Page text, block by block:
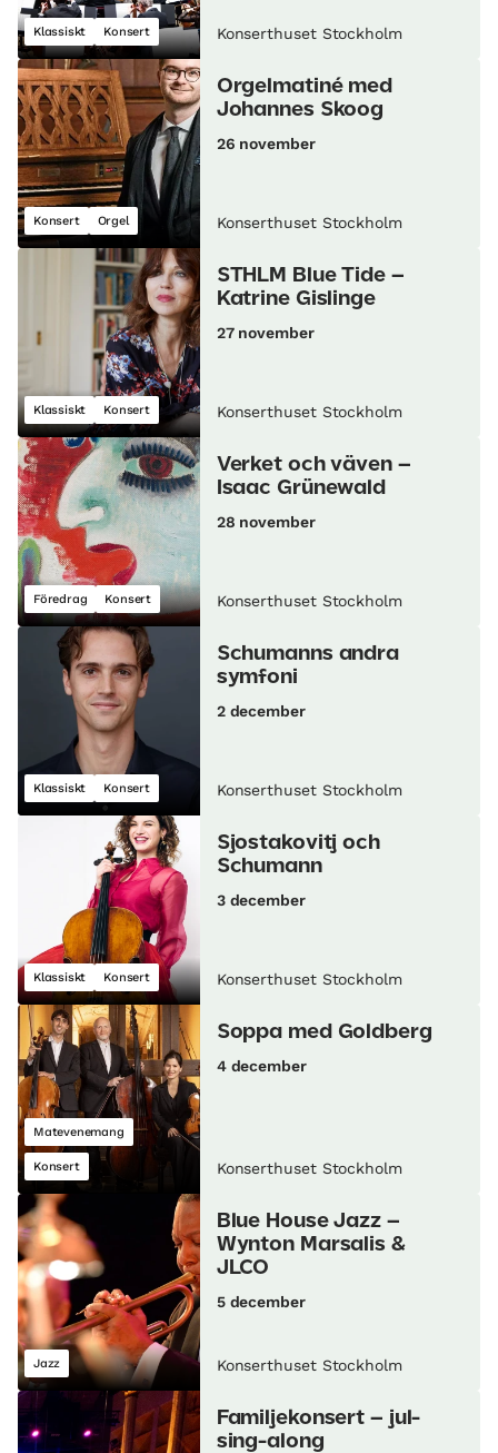
Klassiskt Konsert Konserthuset Stockholm
Konsert Orgel
Orgelmatiné med
Johannes Skoog
26 november
Konserthuset Stockholm
Klassiskt Konsert
STHLM Blue Tide –
Katrine Gislinge
27 november
Konserthuset Stockholm
Föredrag Konsert
Verket och väven –
Isaac Grünewald
28 november
Konserthuset Stockholm
Klassiskt Konsert
Schumanns andra
symfoni
2 december
Konserthuset Stockholm
Klassiskt Konsert
Sjostakovitj och
Schumann
3 december
Konserthuset Stockholm
Matevenemang
Konsert
Soppa med Goldberg
4 december
Konserthuset Stockholm
Jazz
Blue House Jazz –
Wynton Marsalis &
JLCO
5 december
Konserthuset Stockholm
Familjekonsert – jul-
sing-along